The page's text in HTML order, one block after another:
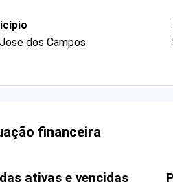
dos Campos
financeira
ativas e vencidas